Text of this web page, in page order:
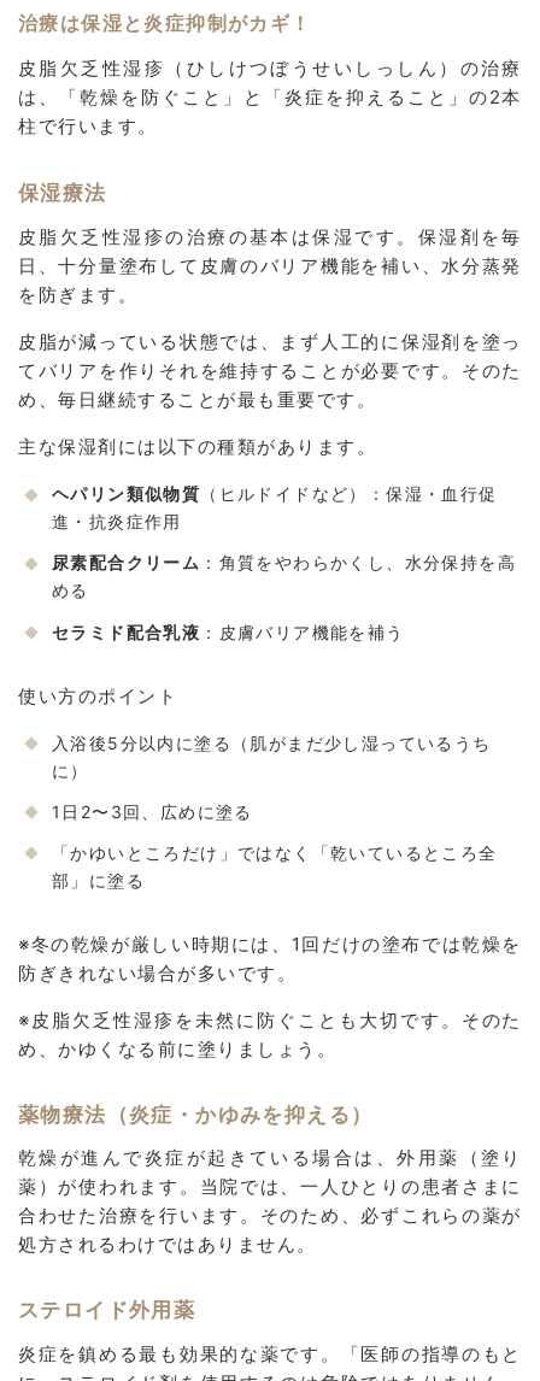
治療は保湿と炎症抑制がカギ！
皮脂欠乏性湿疹（ひしけつぼうせいしっしん）の治療
は、「乾燥を防ぐこと」と「炎症を抑えること」の2本
柱で行います。
保湿療法
皮脂欠乏性湿疹の治療の基本は保湿です。保湿剤を毎
日、十分量塗布して皮膚のバリア機能を補い、水分蒸発
を防ぎます。
皮脂が減っている状態では、まず人工的に保湿剤を塗っ
てバリアを作りそれを維持することが必要です。そのた
め、毎日継続することが最も重要です。
主な保湿剤には以下の種類があります。
ヘパリン類似物質 （ヒルドイドなど）：保湿・血行促
進・抗炎症作用
尿素配合クリーム ：角質をやわらかくし、水分保持を高
める
セラミド配合乳液 ：皮膚バリア機能を補う
使い方のポイント
入浴後5分以内に塗る（肌がまだ少し湿っているうち
に）
1日2〜3回、広めに塗る
「かゆいところだけ」ではなく「乾いているところ全
部」に塗る
※冬の乾燥が厳しい時期には、1回だけの塗布では乾燥を
防ぎきれない場合が多いです。
※皮脂欠乏性湿疹を未然に防ぐことも大切です。そのた
め、かゆくなる前に塗りましょう。
薬物療法（炎症・かゆみを抑える）
乾燥が進んで炎症が起きている場合は、外用薬（塗り
薬）が使われます。当院では、一人ひとりの患者さまに
合わせた治療を行います。そのため、必ずこれらの薬が
処方されるわけではありません。
ステロイド外用薬
炎症を鎮める最も効果的な薬です。「医師の指導のもと